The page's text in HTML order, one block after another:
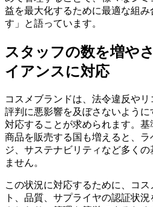
益を最大化するために最適な組み
す」と語っています。
スタッフの数を増や
イアンスに対応
コスメブランドは、法令違反や
評判に悪影響を及ぼさないよう
対応することが求められます。基
商品を販売する国も増えると、
ジ、サステナビリティなど多く
ません。
この状況に対応するために、コ
ト、品質、サプライヤの認証状